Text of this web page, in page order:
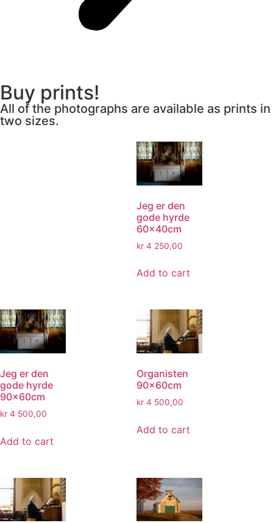
Buy prints!
All of the photographs are available as prints in
two sizes.
Jeg er den
gode hyrde
60x40cm
kr 4 250,00
Add to cart
Jeg er den
gode hyrde
90x60cm
kr 4 500,00
Add to cart
Organisten
90x60cm
kr 4 500,00
Add to cart